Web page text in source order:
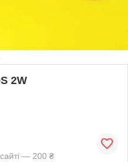
2W
— 200 ₴